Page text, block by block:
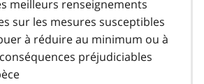
meilleurs renseignements
sur les mesures susceptibles
à réduire au minimum ou à
préjudiciables